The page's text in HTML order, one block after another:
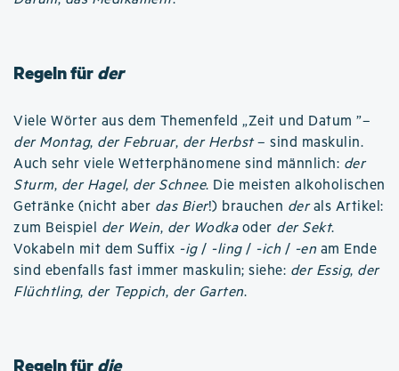
Regeln fürder
Viele Wörter aus dem Themenfeld „Zeit und Datum ”–
der Montag, der Februar, der Herbst– sind maskulin.
Auch sehr viele Wetterphänomene sind männlich: der
Sturm, der Hagel, der Schnee. Die meisten alkoholischen
Getränke (nicht aber das Bier!) brauchen derals Artikel:
zum Beispiel der Wein, der Wodkaoder der Sekt.
Vokabeln mit dem Suffix -ig/ -ling/ -ich / -en am Ende
sind ebenfalls fast immer maskulin; siehe: der Essig, der
Flüchtling, der Teppich, der Garten.
Regeln fürdie